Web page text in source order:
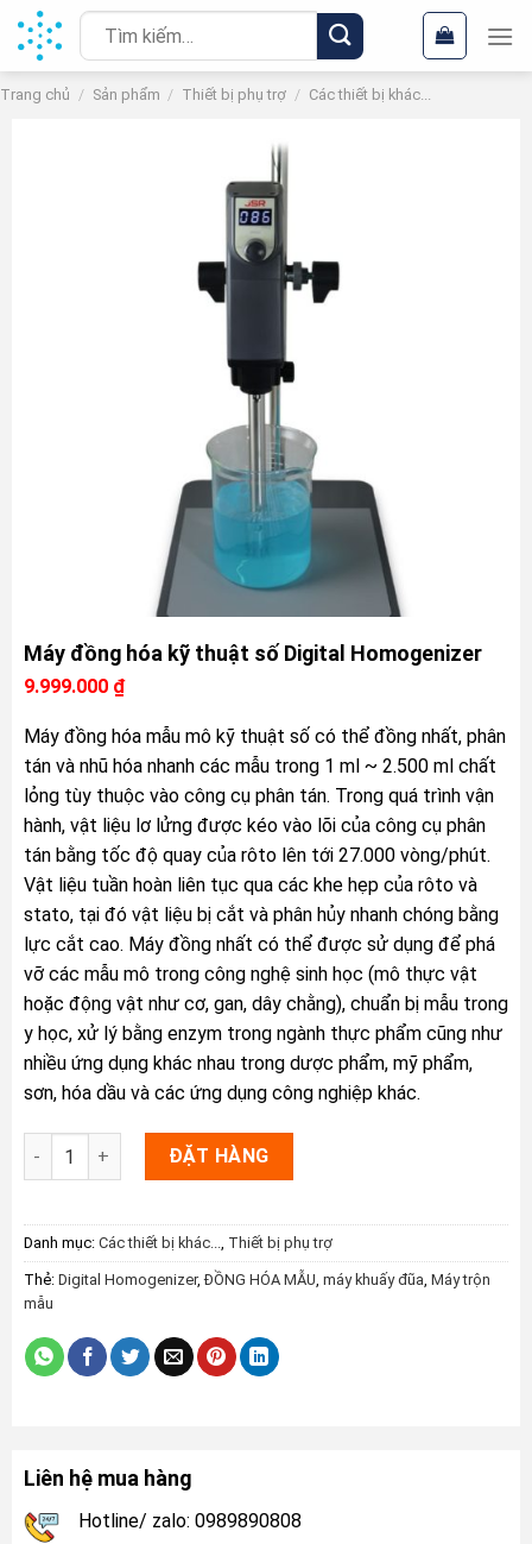
Chuyển
đến
nội
dung
Tìm
kiếm:
Trang chủ / Sản phẩm / Thiết bị phụ trợ / Các thiết bị khác...
Máy đồng hóa kỹ thuật số Digital Homogenizer
9.999.000 ₫
Máy đồng hóa mẫu mô kỹ thuật số có thể đồng nhất, phân
tán và nhũ hóa nhanh các mẫu trong 1 ml ~ 2.500 ml chất
lỏng tùy thuộc vào công cụ phân tán. Trong quá trình vận
hành, vật liệu lơ lửng được kéo vào lõi của công cụ phân
tán bằng tốc độ quay của rôto lên tới 27.000 vòng/phút.
Vật liệu tuần hoàn liên tục qua các khe hẹp của rôto và
stato, tại đó vật liệu bị cắt và phân hủy nhanh chóng bằng
lực cắt cao. Máy đồng nhất có thể được sử dụng để phá
vỡ các mẫu mô trong công nghệ sinh học (mô thực vật
hoặc động vật như cơ, gan, dây chằng), chuẩn bị mẫu trong
y học, xử lý bằng enzym trong ngành thực phẩm cũng như
nhiều ứng dụng khác nhau trong dược phẩm, mỹ phẩm,
sơn, hóa dầu và các ứng dụng công nghiệp khác.
Máy đồng hóa kỹ thuật số Digital Homogenizer số lượng
ĐẶT HÀNG
Danh mục: Các thiết bị khác... Thiết bị phụ trợ
Thẻ: Digital Homogenizer,ĐỒNG HÓA MẪU máy khuấy đũa Máy trộn
mẫu
Liên hệ mua hàng
Hotline/ zalo: 0989890808